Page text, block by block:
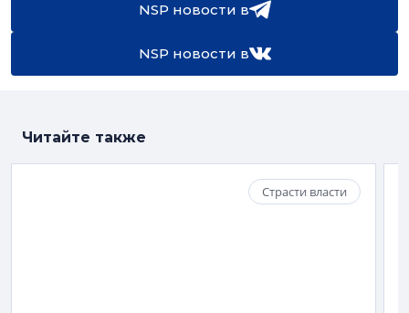
NSP новости в
NSP новости в
Читайте также
Страсти власти